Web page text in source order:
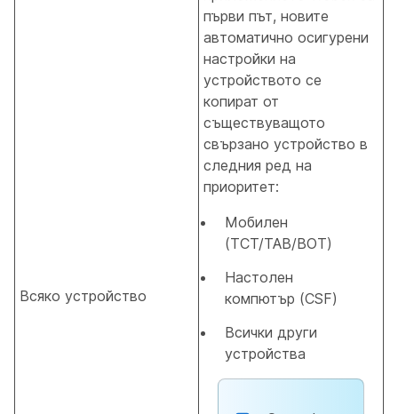
Всяко устройство
първи път, новите
автоматично осигурени
настройки на
устройството се
копират от
съществуващото
свързано устройство в
следния ред на
приоритет:
Мобилен
(TCT/TAB/BOT)
Настолен
компютър (CSF)
Всички други
устройства